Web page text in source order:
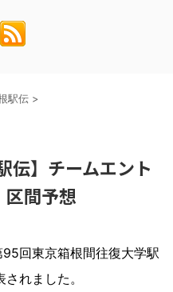
駅伝 >
伝】チームエント
区間予想
回東京箱根間往復大学駅
れました。